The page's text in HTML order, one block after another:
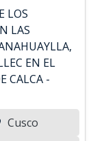
LOS
LAS
EN EL
CALCA -
Cusco